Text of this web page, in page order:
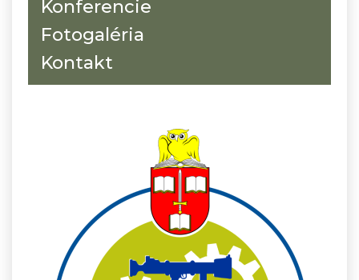
Konferencie
Fotogaléria
Kontakt